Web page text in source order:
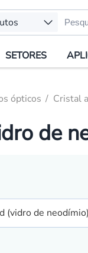
SETORES
ópticos Cristal
de
(vidro de neodímio)